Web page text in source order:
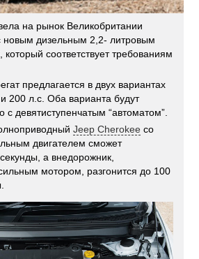
на рынок Великобритании
новым дизельным 2,2- литровым
который соответствует требованиям
предлагается в двух вариантах
200 л.с. Оба варианта будут
с девятиступенчатым “автоматом”.
Jeep Cherokee со
двигателем сможет
а внедорожник,
мотором, разгонится до 100